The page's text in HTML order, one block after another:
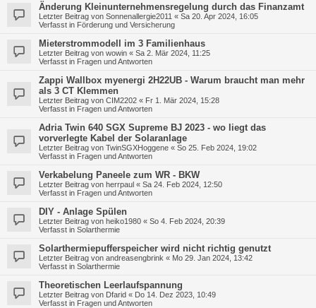
Änderung Kleinunternehmensregelung durch das Finanzamt
Letzter Beitrag von Sonnenallergie2011 « Sa 20. Apr 2024, 16:05
Verfasst in Förderung und Versicherung
Mieterstrommodell im 3 Familienhaus
Letzter Beitrag von wowin « Sa 2. Mär 2024, 11:25
Verfasst in Fragen und Antworten
Zappi Wallbox myenergi 2H22UB - Warum braucht man mehr
als 3 CT Klemmen
Letzter Beitrag von CIM2202 « Fr 1. Mär 2024, 15:28
Verfasst in Fragen und Antworten
Adria Twin 640 SGX Supreme BJ 2023 - wo liegt das
vorverlegte Kabel der Solaranlage
Letzter Beitrag von TwinSGXHoggene « So 25. Feb 2024, 19:02
Verfasst in Fragen und Antworten
Verkabelung Paneele zum WR - BKW
Letzter Beitrag von herrpaul « Sa 24. Feb 2024, 12:50
Verfasst in Fragen und Antworten
DIY - Anlage Spülen
Letzter Beitrag von heiko1980 « So 4. Feb 2024, 20:39
Verfasst in Solarthermie
Solarthermiepufferspeicher wird nicht richtig genutzt
Letzter Beitrag von andreasengbrink « Mo 29. Jan 2024, 13:42
Verfasst in Solarthermie
Theoretischen Leerlaufspannung
Letzter Beitrag von Dfarid « Do 14. Dez 2023, 10:49
Verfasst in Fragen und Antworten